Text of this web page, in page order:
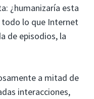
¿humanizaría esta
lo que Internet
de episodios, la
a mitad de
interacciones,